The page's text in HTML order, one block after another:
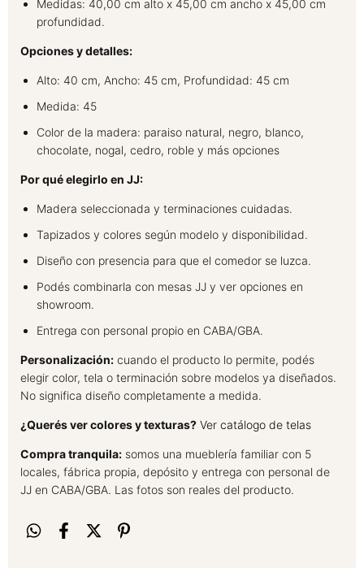
Medidas: 40,00 cm alto x 45,00 cm ancho x 45,00 cm
profundidad.
Opciones y detalles:
Alto: 40 cm, Ancho: 45 cm, Profundidad: 45 cm
Medida: 45
Color de la madera: paraiso natural, negro, blanco,
chocolate, nogal, cedro, roble y más opciones
Por qué elegirlo en JJ:
Madera seleccionada y terminaciones cuidadas.
Tapizados y colores según modelo y disponibilidad.
Diseño con presencia para que el comedor se luzca.
Podés combinarla con mesas JJ y ver opciones en
showroom.
Entrega con personal propio en CABA/GBA.
Personalización: cuando el producto lo permite, podés
elegir color, tela o terminación sobre modelos ya diseñados.
No significa diseño completamente a medida.
¿Querés ver colores y texturas? Ver catálogo de telas
Compra tranquila: somos una mueblería familiar con 5
locales, fábrica propia, depósito y entrega con personal de
JJ en CABA/GBA. Las fotos son reales del producto.